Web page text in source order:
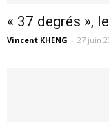
« 37 degrés »,
Vincent KHENG - 27 juin